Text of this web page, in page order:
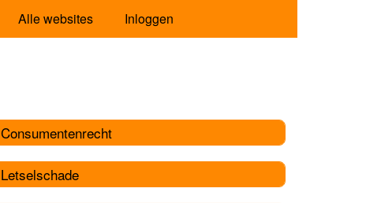
Alle websites Inloggen
Consumentenrecht
Letselschade